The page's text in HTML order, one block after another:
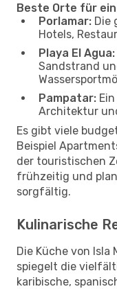
Beste Orte für
Porlamar: Die
Hotels,
Playa El Agua:
Sandstrand
Pampatar:
Architektur
Es gibt viele
Beispiel
der touristischen
frühzeitig und
sorgfältig.
Kulinarische
Die Küche von
spiegelt die
karibische,